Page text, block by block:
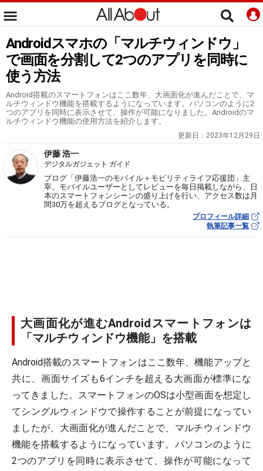
Androidスマホの「マルチウィンドウ」
で画面を分割して2つのアプリを同時に
使う方法
Android搭載のスマートフォンはここ数年、大画面化が進んだことで、マ
ルチウィンドウ機能を搭載するようになっています。パソコンのように2
つのアプリを同時に表示させて、操作が可能になりました。Androidのマ
ルチウィンドウ機能の使用方法を紹介します。
更新日： 2023年12月29日
伊藤 浩一
デジタルガジェット ガイド
ブログ「伊藤浩一のモバイル＋モビリティライフ応援団」主
宰。モバイルユーザーとしてレビューを毎日掲載しながら、日
本のスマートフォンシーンの盛り上げを行い、アクセス数は月
間30万を超えるブログとなっている。
プロフィール詳細
執筆記事一覧
大画面化が進むAndroidスマートフォンは
「マルチウィンドウ機能」を搭載
Android搭載のスマートフォンはここ数年、機能アップと
共に、画面サイズも6インチを超える大画面が標準にな
ってきました。スマートフォンのOSは小型画面を想定し
てシングルウィンドウで操作することが前提になってい
ましたが、大画面化が進んだことで、マルチウィンドウ
機能を搭載するようになっています。パソコンのように
2つのアプリを同時に表示させて、操作が可能になって